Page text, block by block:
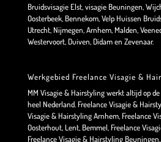
Bruidsvisagie Elst, visagie Beuningen,
Oosterbeek, Bennekom, Velp Huissen
Utrecht, Nijmegen, Arnhem, Malden,
Westervoort, Duiven, Didam en Zevenaar.
Werkgebied Freelance Visagie &
MM Visagie & Hairstyling werkt altijd op
heel Nederland. Freelance Visagie &
Visagie & Hairstyling Arnhem, Freelance
Oosterhout, Lent, Bemmel, Freelance
Freelance Visagie & Hairstyling